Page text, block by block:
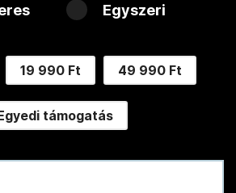
Egyszeri
19 990 Ft 49 990 Ft
támogatás